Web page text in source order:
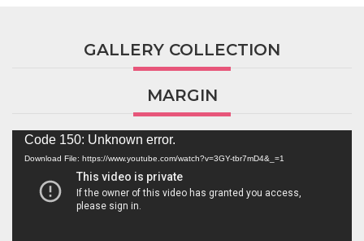
GALLERY COLLECTION
MARGIN
Video
Player
Code 150: Unknown error.
Download File: https://www.youtube.com/watch?v=3GY-tbr7mD4&_=1